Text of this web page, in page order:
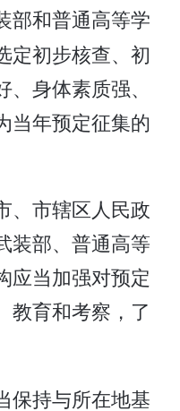
部和普通高等学
定初步核查、初
身体素质强、
当年预定征集的
、市辖区人民政
装部、普通高等
应当加强对预定
教育和考察，了
保持与所在地基